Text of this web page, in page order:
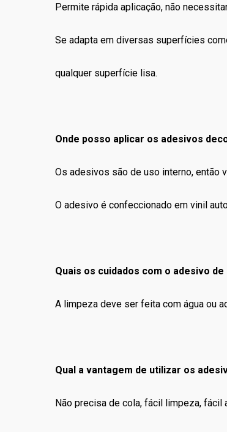
Permite rápida aplicação, não
Se adapta em diversas superfícies
qualquer superfície lisa.
Onde posso aplicar os adesivos
Os adesivos são de uso interno, então
O adesivo é confeccionado em vinil
Quais os cuidados com o adesivo de
A limpeza deve ser feita com água ou
Qual a vantagem de utilizar os
Não precisa de cola, fácil limpeza, fácil